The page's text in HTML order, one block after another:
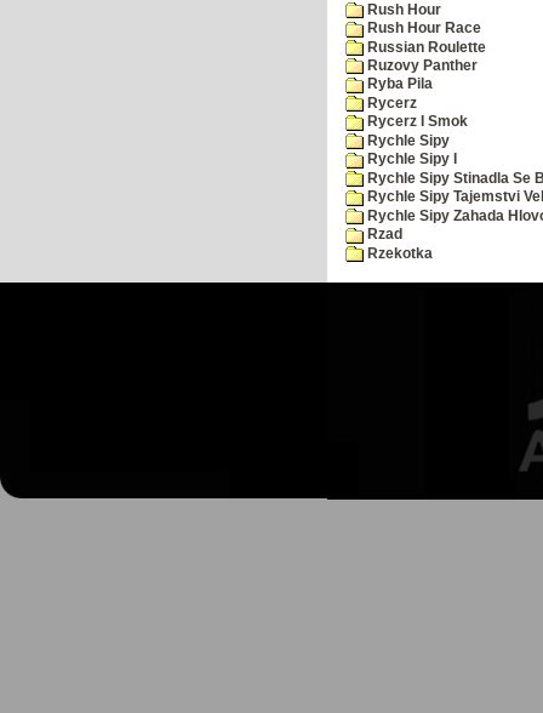
Rush Hour
Rush Hour Race
Russian Roulette
Ruzovy Panther
Ryba Pila
Rycerz
Rycerz I Smok
Rychle Sipy
Rychle Sipy I
Rychle Sipy Stinadla Se
Rychle Sipy Tajemstvi
Rychle Sipy Zahada
Rzad
Rzekotka